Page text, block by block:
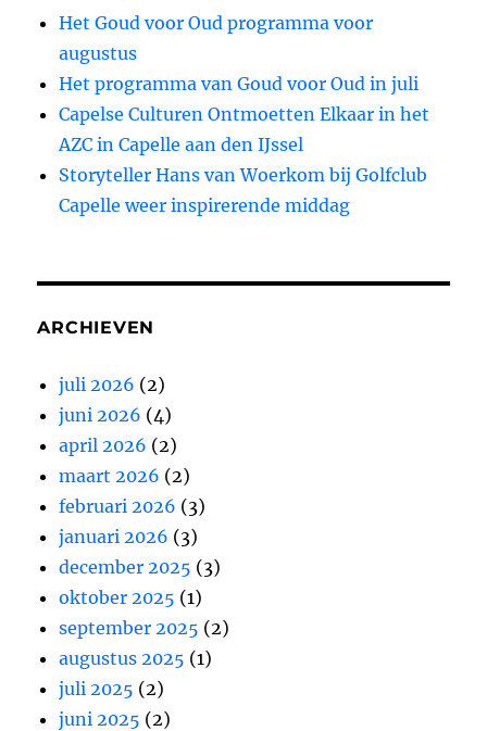
Het Goud voor Oud programma voor
augustus
Het programma van Goud voor Oud in juli
Capelse Culturen Ontmoetten Elkaar in het
AZC in Capelle aan den IJssel
Storyteller Hans van Woerkom bij Golfclub
Capelle weer inspirerende middag
ARCHIEVEN
juli 2026 (2)
juni 2026 (4)
april 2026 (2)
maart 2026 (2)
februari 2026 (3)
januari 2026 (3)
december 2025 (3)
oktober 2025 (1)
september 2025 (2)
augustus 2025 (1)
juli 2025 (2)
juni 2025 (2)